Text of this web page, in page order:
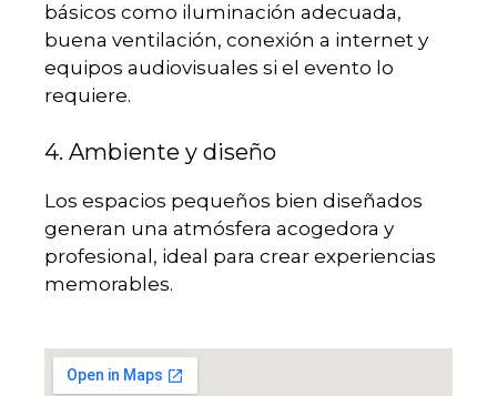
básicos como iluminación adecuada,
buena ventilación, conexión a internet y
equipos audiovisuales si el evento lo
requiere.
4. Ambiente y diseño
Los espacios pequeños bien diseñados
generan una atmósfera acogedora y
profesional, ideal para crear experiencias
memorables.